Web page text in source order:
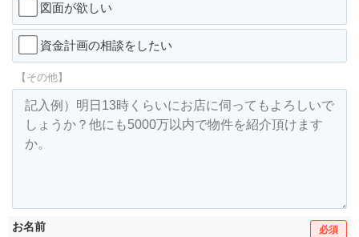
図面が欲しい
資金計画の相談をしたい
【その他】
お名前 必須